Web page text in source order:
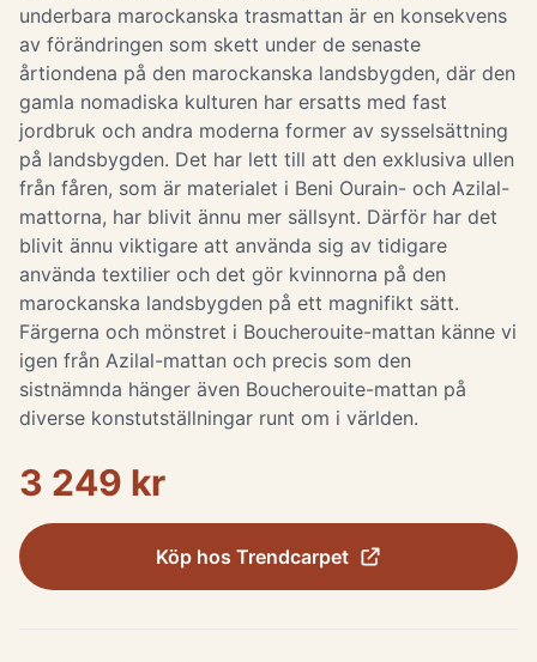
underbara marockanska trasmattan är en konsekvens
av förändringen som skett under de senaste
årtiondena på den marockanska landsbygden, där den
gamla nomadiska kulturen har ersatts med fast
jordbruk och andra moderna former av sysselsättning
på landsbygden. Det har lett till att den exklusiva ullen
från fåren, som är materialet i Beni Ourain- och Azilal-
mattorna, har blivit ännu mer sällsynt. Därför har det
blivit ännu viktigare att använda sig av tidigare
använda textilier och det gör kvinnorna på den
marockanska landsbygden på ett magnifikt sätt.
Färgerna och mönstret i Boucherouite-mattan känne vi
igen från Azilal-mattan och precis som den
sistnämnda hänger även Boucherouite-mattan på
diverse konstutställningar runt om i världen.
3 249 kr
Köp hos Trendcarpet